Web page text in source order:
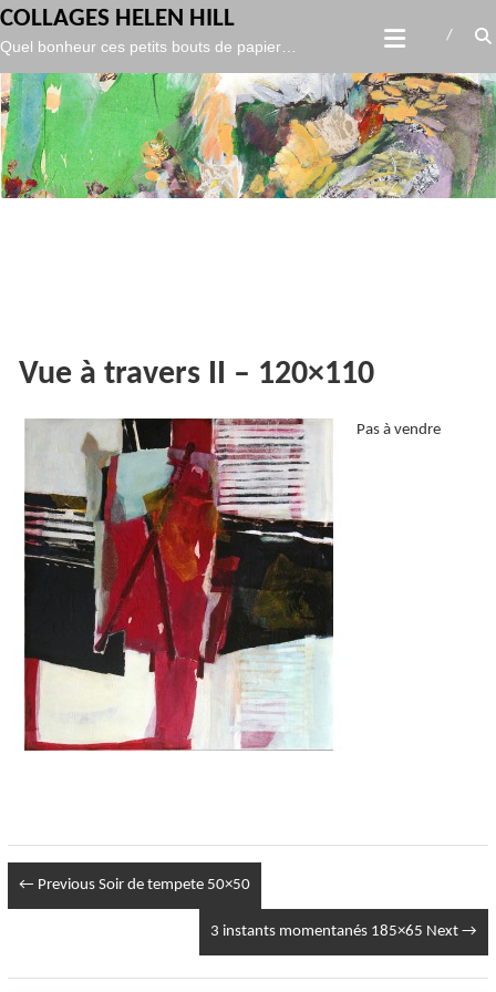
gtag('config', 'UA-119986127-1', );
to
content
COLLAGES HELEN HILL
Quel bonheur ces petits bouts de papier…
Vue à travers II – 120×110
Pas à vendre
← PreviousSoir de tempete 50×50
3 instants momentanés 185×65 Next →